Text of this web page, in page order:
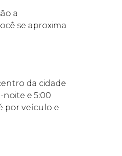
a
se aproxima
da cidade
noite e 5:00
por veículo e